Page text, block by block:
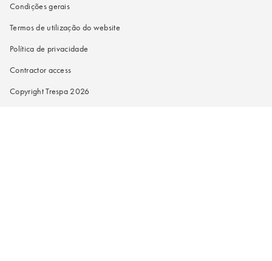
Condições gerais
Termos de utilização do website
Política de privacidade
Contractor access
Copyright Trespa 2026